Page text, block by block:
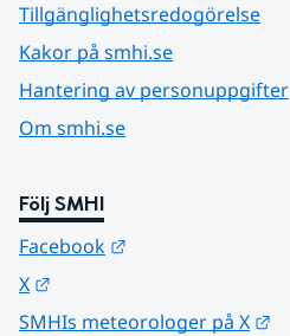
Tillgänglighetsredogörelse
Kakor på smhi.se
Hantering av personuppgifter
Om smhi.se
Följ SMHI
Facebook
X
SMHIs meteorologer på X